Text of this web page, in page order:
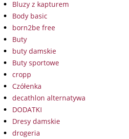
Bluzy z kapturem
Body basic
born2be free
Buty
buty damskie
Buty sportowe
cropp
Czółenka
decathlon alternatywa
DODATKI
Dresy damskie
drogeria